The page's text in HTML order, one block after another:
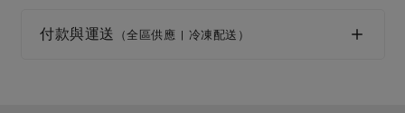
付款與運送 （全區供應 | 冷凍配送）